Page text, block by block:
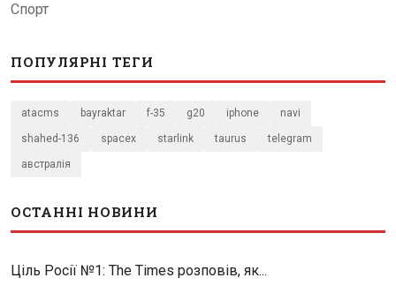
Спорт
ПОПУЛЯРНІ ТЕГИ
atacms bayraktar f-35 g20 iphone navi
shahed-136 spacex starlink taurus telegram
австралія
ОСТАННІ НОВИНИ
Ціль Росії №1: The Times розповів, як...